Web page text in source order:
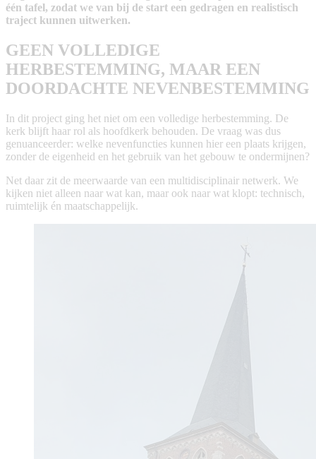
één tafel, zodat we van bij de start een gedragen en realistisch
traject kunnen uitwerken.
GEEN VOLLEDIGE
HERBESTEMMING, MAAR EEN
DOORDACHTE NEVENBESTEMMING
In dit project ging het niet om een volledige herbestemming. De
kerk blijft haar rol als hoofdkerk behouden. De vraag was dus
genuanceerder: welke nevenfuncties kunnen hier een plaats krijgen,
zonder de eigenheid en het gebruik van het gebouw te ondermijnen?
Net daar zit de meerwaarde van een multidisciplinair netwerk. We
kijken niet alleen naar wat kan, maar ook naar wat klopt: technisch,
ruimtelijk én maatschappelijk.